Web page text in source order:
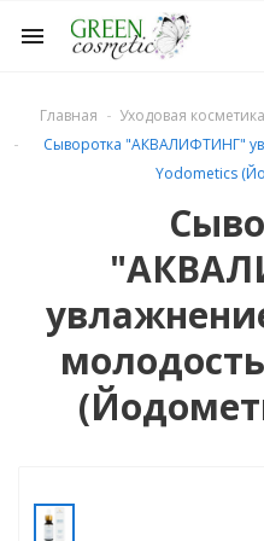
menu
Главная Уходовая косметика
Сыворотка "АКВАЛИФТИНГ"
Yodometics